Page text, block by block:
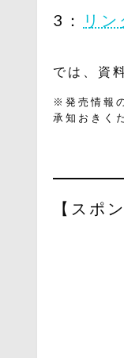
3： リン
では、資
※発売情報
承知おきく
【スポ